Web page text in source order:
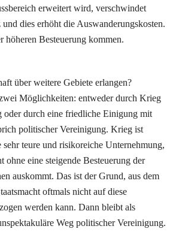
erweitert wird, verschwindet
dies erhöht die Auswanderungskosten.
höheren Besteuerung kommen.
über weitere Gebiete erlangen?
Möglichkeiten: entweder durch Krieg
oder durch eine friedliche Einigung mit
politischer Vereinigung. Krieg ist
sehr teure und risikoreiche Unternehmung,
eine steigende Besteuerung der
auskommt. Das ist der Grund, aus dem
oftmals nicht auf diese
werden kann. Dann bleibt als
Weg politischer Vereinigung.